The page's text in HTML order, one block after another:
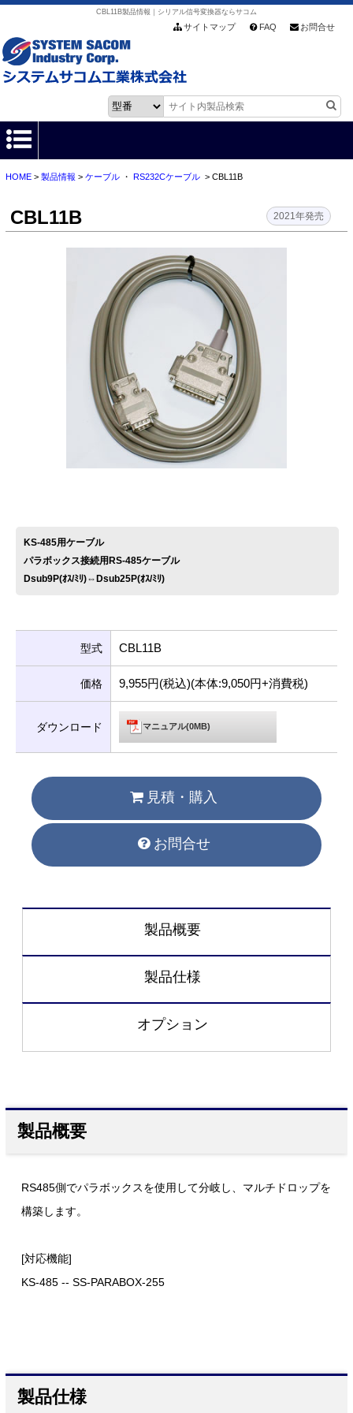
CBL11B製品情報｜シリアル信号変換器ならサコム
サイトマップ FAQ お問合せ
HOME
各種ダウンロード
お客様サポート
お問い合わせ
HOME> 製品情報 > ケーブル・ RS232Cケーブル> CBL11B
CBL11B 2021年発売
KS-485用ケーブル
パラボックス接続用RS-485ケーブル
Dsub9P(ｵｽ/ﾐﾘ)⇔Dsub25P(ｵｽ/ﾐﾘ)
型式 CBL11B
価格 9,955円(税込)(本体:9,050円+消費税)
ダウンロード マニュアル(0MB)
見積・購入
お問合せ
製品概要
製品仕様
オプション
製品概要
RS485側でパラボックスを使用して分岐し、マルチドロップを
構築します。
[対応機能]
KS-485 -- SS-PARABOX-255
製品仕様